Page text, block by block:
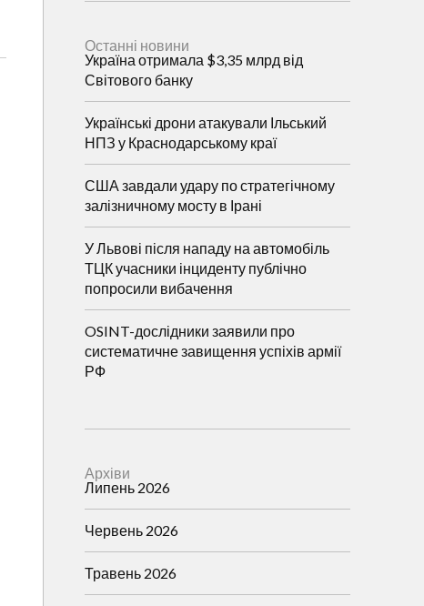
Останні новини
Україна отримала $3,35 млрд від
Світового банку
Українські дрони атакували Ільський
НПЗ у Краснодарському краї
США завдали удару по стратегічному
залізничному мосту в Ірані
У Львові після нападу на автомобіль
ТЦК учасники інциденту публічно
попросили вибачення
OSINT-дослідники заявили про
систематичне завищення успіхів армії
РФ
Архіви
Липень 2026
Червень 2026
Травень 2026